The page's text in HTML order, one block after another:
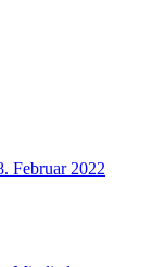
Februar 2022